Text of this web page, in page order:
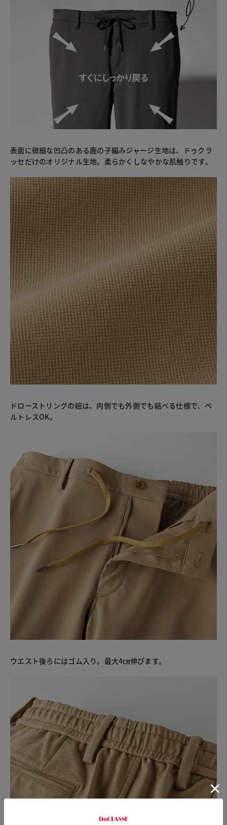
表面に微細な凹凸のある鹿の子編みジャージ生地は、ドゥクラ
ッセだけのオリジナル生地。柔らかくしなやかな肌触りです。
ドローストリングの紐は、内側でも外側でも結べる仕様で、ベ
ルトレスOK。
ウエスト後ろにはゴム入り。最大4㎝伸びます。